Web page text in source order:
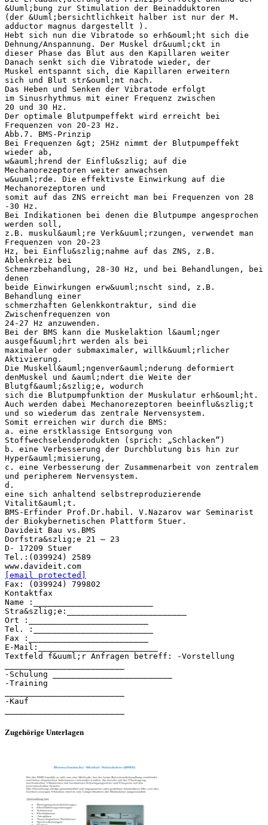
[email protected]
Fax: (039924) 799802
Kontaktfax
Name :_________________________
Stra&szlig;e:_________________________
Ort :_________________________
Tel. :_________________________
Fax :_________________________
E-Mail:_________________________
Textfeld f&uuml;r Anfragen betreff: -Vorstellung
-Schulung _________________________
-Training
-Kauf
Zugehörige Unterlagen